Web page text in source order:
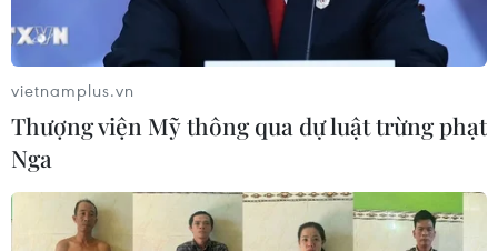
Lãi suất ngân hàng ngày 6/8: Kỳ hạn
3 tháng đang được mức lãi suất tối đa
Mỹ phát tín hiệu ủng hộ ổn định
đồng won của Hàn Quốc
05/08/2026 23:26
vietnamplus.vn
Thượng viện Mỹ thông qua dự luật trừng phạt
Nga